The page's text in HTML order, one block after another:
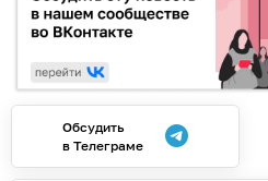
Обсудить
в Телеграме